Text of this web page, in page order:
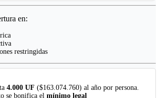
en:
restringidas
4.000 UF ($163.074.760) al año por persona.
se bonifica el mínimo legal